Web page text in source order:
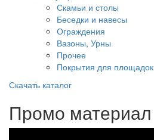
Скамьи и столы
Беседки и навесы
Ограждения
Вазоны, Урны
Прочее
Покрытия для площадок
Скачать каталог
Промо материал